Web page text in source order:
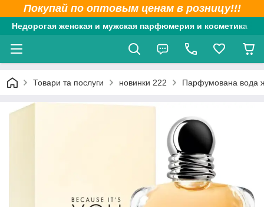
Покупай по оптовым ценам в розницу!!!
Недорогая женская и мужская парфюмерия и косметика
Товари та послуги новинки 222 Парфумована вода